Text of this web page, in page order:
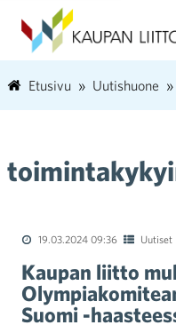
Etusivu Uutishuone
19.03.2024 09:36 Uutiset
Kaupan liitto
Suomi -